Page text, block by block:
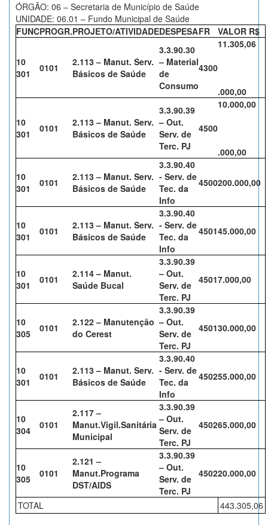
ÓRGÃO: 06 – Secretaria de Município de Saúde
UNIDADE: 06.01 – Fundo Municipal de Saúde
FUNCPROGR.PROJETO/ATIVIDADEDESPESAFR VALOR R$
10
301
0101
2.113 – Manut. Serv.
Básicos de Saúde
3.3.90.30
– Material
de
Consumo
4300
11.305,06
.000,00
10
301
0101
2.113 – Manut. Serv.
Básicos de Saúde
3.3.90.39
– Out.
Serv. de
Terc. PJ
4500
10.000,00
.000,00
10
301
0101
2.113 – Manut. Serv.
Básicos de Saúde
3.3.90.40
- Serv. de
Tec. da
Info
4500200.000,00
10
301
0101
2.113 – Manut. Serv.
Básicos de Saúde
3.3.90.40
- Serv. de
Tec. da
Info
450145.000,00
10
301
0101
2.114 – Manut.
Saúde Bucal
3.3.90.39
– Out.
Serv. de
Terc. PJ
45017.000,00
10
305
0101
2.122 – Manutenção
do Cerest
3.3.90.39
– Out.
Serv. de
Terc. PJ
450130.000,00
10
301
0101
2.113 – Manut. Serv.
Básicos de Saúde
3.3.90.40
- Serv. de
Tec. da
Info
450255.000,00
10
304
0101
2.117 –
Manut.Vigil.Sanitária
Municipal
3.3.90.39
– Out.
Serv. de
Terc. PJ
450265.000,00
10
305
0101
2.121 –
Manut.Programa
DST/AIDS
3.3.90.39
– Out.
Serv. de
Terc. PJ
450220.000,00
TOTAL 443.305,06